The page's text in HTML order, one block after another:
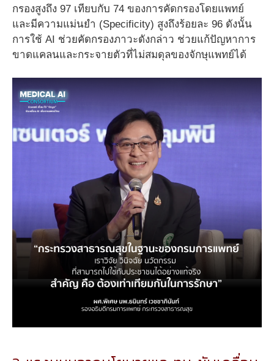
กรองสูงถึง 97 เทียบกับ 74 ของการคัดกรองโดยแพทย์
และมีความแม่นยำ (Specificity) สูงถึงร้อยละ 96 ดังนั้น
การใช้ AI ช่วยคัดกรองภาวะดังกล่าว ช่วยแก้ปัญหาการ
ขาดแคลนและกระจายตัวที่ไม่สมดุลของจักษุแพทย์ได้